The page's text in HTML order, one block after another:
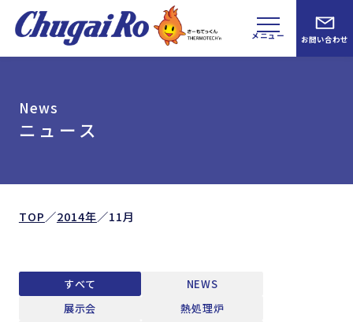
メニュー お問い合わせ
News
ニュース
TOP／2014年／11月
すべて
NEWS
展示会
熱処理炉